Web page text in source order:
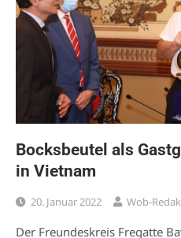
Bocksbeutel als
in Vietnam
20. Januar 2022 Wob-
Der Freundeskreis Fregatte